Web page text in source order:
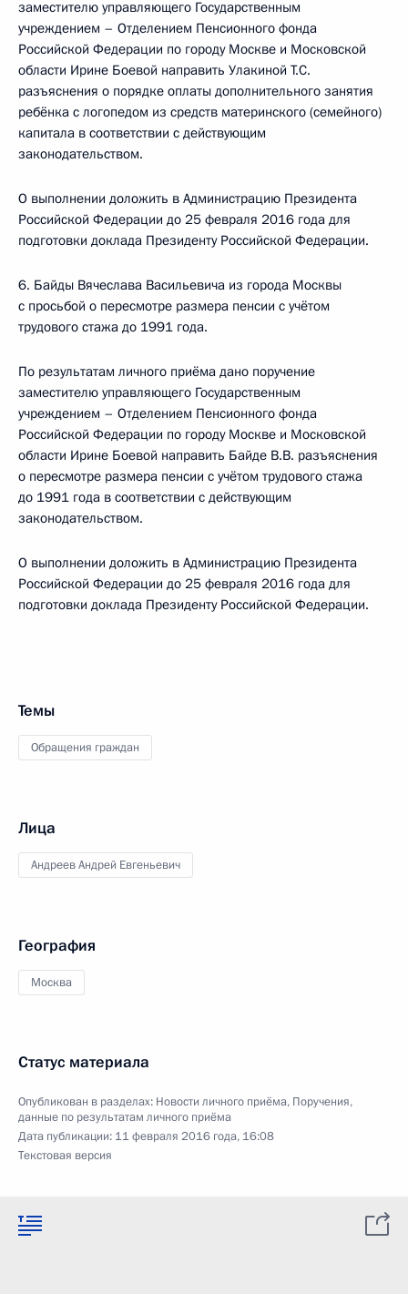
заместителю управляющего Государственным
учреждением – Отделением Пенсионного фонда
Российской Федерации по городу Москве и Московской
области Ирине Боевой направить Улакиной Т.С.
разъяснения о порядке оплаты дополнительного занятия
ребёнка с логопедом из средств материнского (семейного)
капитала в соответствии с действующим
законодательством.
О выполнении доложить в Администрацию Президента
Российской Федерации до 25 февраля 2016 года для
подготовки доклада Президенту Российской Федерации.
6. Байды Вячеслава Васильевича из города Москвы
с просьбой о пересмотре размера пенсии с учётом
трудового стажа до 1991 года.
По результатам личного приёма дано поручение
заместителю управляющего Государственным
учреждением – Отделением Пенсионного фонда
Российской Федерации по городу Москве и Московской
области Ирине Боевой направить Байде В.В. разъяснения
о пересмотре размера пенсии с учётом трудового стажа
до 1991 года в соответствии с действующим
законодательством.
О выполнении доложить в Администрацию Президента
Российской Федерации до 25 февраля 2016 года для
подготовки доклада Президенту Российской Федерации.
Темы
Обращения граждан
Лица
Андреев Андрей Евгеньевич
География
Москва
Статус материала
Опубликован в разделах: Новости личного приёма, Поручения,
данные по результатам личного приёма
Дата публикации: 11 февраля 2016 года, 16:08
Текстовая версия